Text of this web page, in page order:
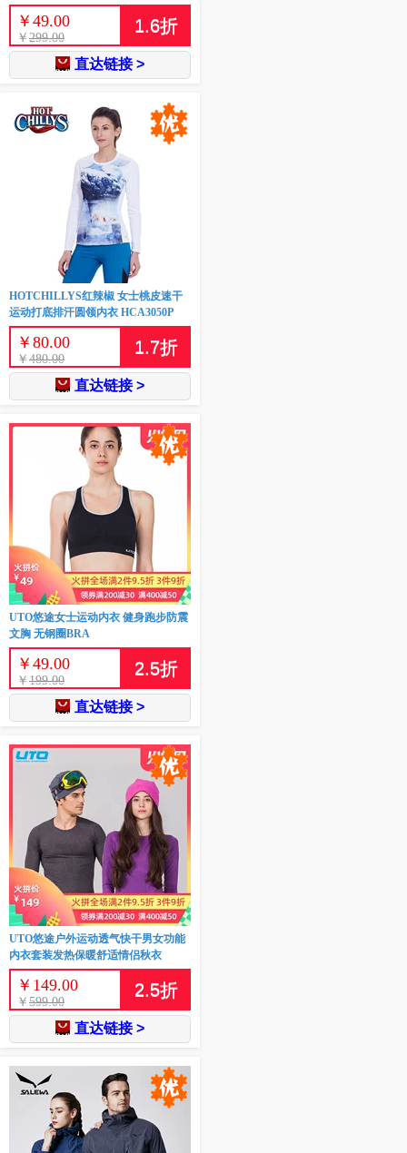
￥ 49.00
￥ 299.00
1.6折
直达链接 >
HOTCHILLYS红辣椒 女士桃皮速干
运动打底排汗圆领内衣 HCA3050P
￥ 80.00
￥ 480.00
1.7折
直达链接 >
UTO悠途女士运动内衣 健身跑步防震
文胸 无钢圈BRA
￥ 49.00
￥ 199.00
2.5折
直达链接 >
UTO悠途户外运动透气快干男女功能
内衣套装发热保暖舒适情侣秋衣
￥ 149.00
￥ 599.00
2.5折
直达链接 >